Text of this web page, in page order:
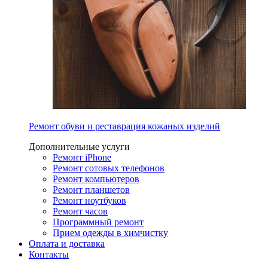
Ремонт обуви и реставрация кожаных изделий
Дополнительные услуги
Ремонт iPhone
Ремонт сотовых телефонов
Ремонт компьютеров
Ремонт планшетов
Ремонт ноутбуков
Ремонт часов
Программный ремонт
Прием одежды в химчистку
Оплата и доставка
Контакты